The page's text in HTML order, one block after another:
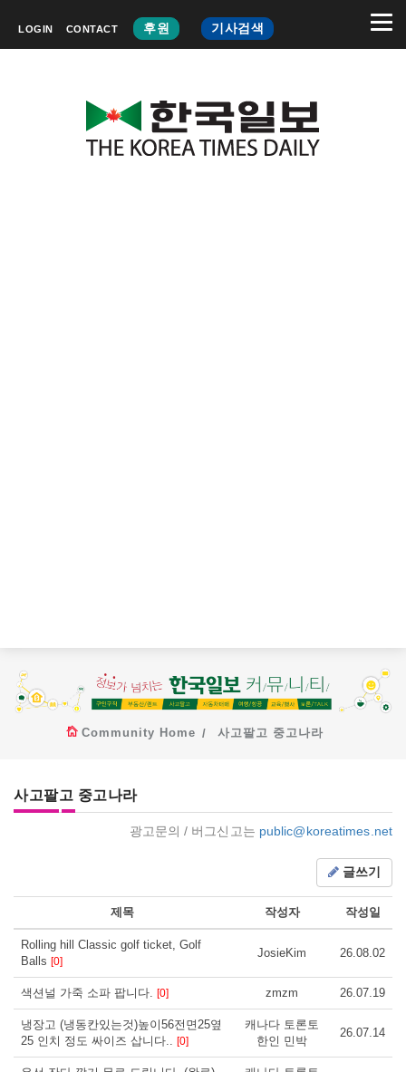
LOGIN CONTACT 후원 기사검색
Community Home 사고팔고 중고나라
사고팔고 중고나라
광고문의 / 버그신고는 public@koreatimes.net
글쓰기
제목 작성자 작성일
Rolling hill Classic golf ticket, Golf
Balls [0]
JosieKim 26.08.02
색션널 가죽 소파 팝니다. [0] zmzm 26.07.19
냉장고 (냉동칸있는것)높이56전면25옆
25 인치 정도 싸이즈 삽니다.. [0]
캐나다 토론토
한인 민박
26.07.14